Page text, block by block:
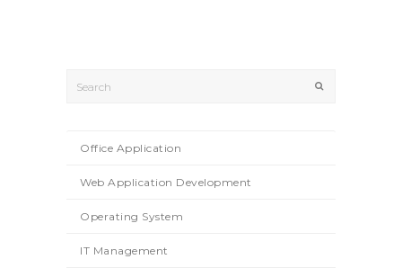
Office Application
Web Application Development
Operating System
IT Management